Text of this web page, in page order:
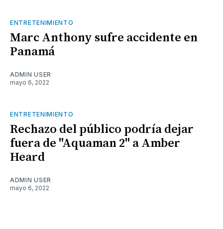
ENTRETENIMIENTO
Marc Anthony sufre accidente en
Panamá
ADMIN USER
mayo 6, 2022
ENTRETENIMIENTO
Rechazo del público podría dejar
fuera de "Aquaman 2" a Amber
Heard
ADMIN USER
mayo 6, 2022